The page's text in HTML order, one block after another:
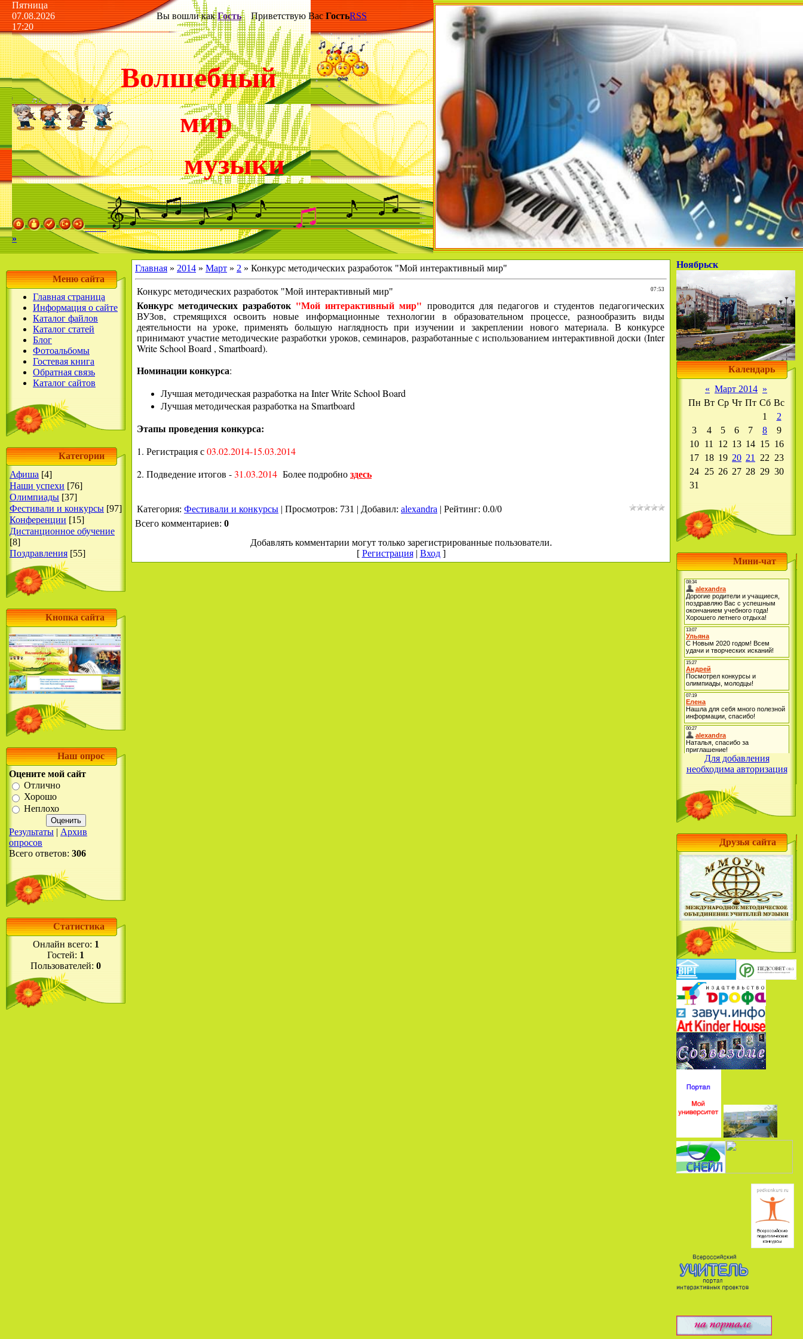
Пятница
07.08.2026
17:20
Вы вошли как ГостьПриветствую Вас ГостьRSS
Волшебный
мир
музыки
»
Меню сайта
Главная страница
Информация о сайте
Каталог файлов
Каталог статей
Блог
Фотоальбомы
Гостевая книга
Обратная связь
Каталог сайтов
Категории
Афиша [4]
Наши успехи [76]
Олимпиады [37]
Фестивали и конкурсы [97]
Конференции [15]
Дистанционное обучение
[8]
Поздравления [55]
Кнопка сайта
Наш опрос
Оцените мой сайт
Отлично
Хорошо
Неплохо
Результаты | Архив
опросов
Всего ответов: 306
Статистика
Онлайн всего: 1
Гостей: 1
Пользователей: 0
Главная » 2014 » Март » 2 » Конкурс методических разработок "Мой интерактивный мир"
07:53
Конкурс методических разработок "Мой интерактивный мир"
Конкурс методических разработок "Мой интерактивный мир" проводится для педагогов и студентов педагогических
ВУЗов, стремящихся освоить новые информационные технологии в образовательном процессе, разнообразить виды
деятельности на уроке, применять большую наглядность при изучении и закреплении нового материала. В конкурсе
принимают участие методические разработки уроков, семинаров, разработанные с использованием интерактивной доски (Inter
Write School Board , Smartboard).
Номинации конкурса:
Лучшая методическая разработка на Inter Write School Board
Лучшая методическая разработка на Smartboard
Этапы проведения конкурса:
1. Регистрация с03.02.2014-15.03.2014
2. Подведение итогов -31.03.2014 Более подробноздесь
Категория: Фестивали и конкурсы | Просмотров: 731 | Добавил: alexandra | Рейтинг: 0.0/0
Всего комментариев: 0
Добавлять комментарии могут только зарегистрированные пользователи.
[ Регистрация| Вход]
Ноябрьск
Календарь
« Март 2014 »
Пн Вт Ср Чт Пт Сб Вс
1
2
3
4 5 6 7 8
9
10 11 12 13 14 15 16
17 18 19 20 21 22 23
24 25 26 27 28 29 30
31
Мини-чат
Для добавления
необходима авторизация
Друзья сайта